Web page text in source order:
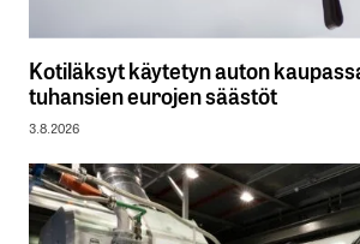
Kotiläksyt käytetyn auton
tuhansien eurojen säästöt
3.8.2026